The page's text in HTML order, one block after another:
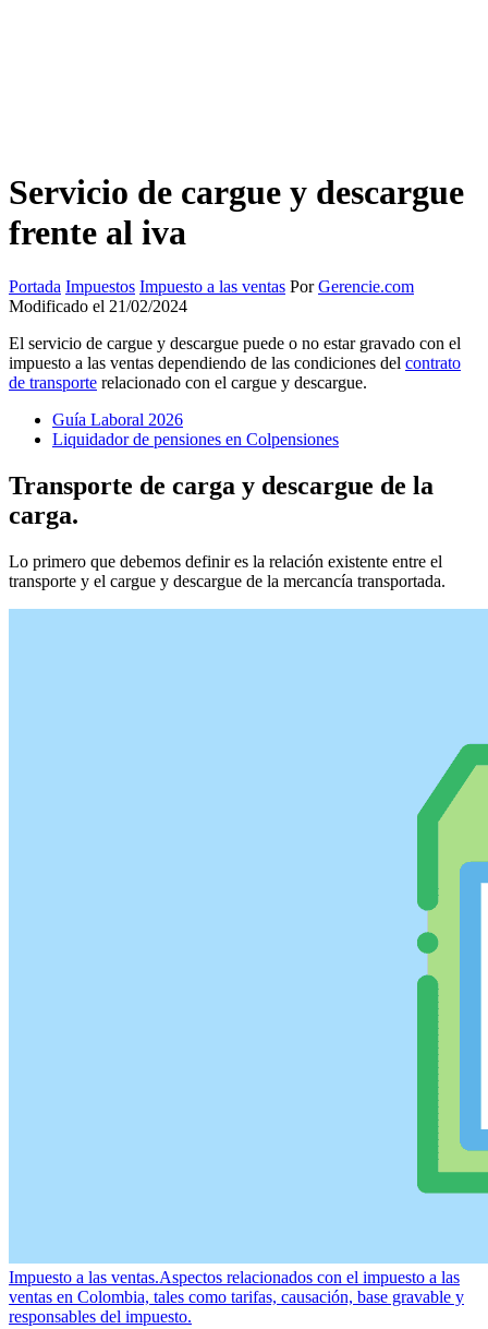
Servicio de cargue y descargue
frente al iva
Portada Impuestos Impuesto a las ventas PorGerencie.com
Modificado el 21/02/2024
El servicio de cargue y descargue puede o no estar gravado con el
impuesto a las ventas dependiendo de las condiciones del contrato
de transporte relacionado con el cargue y descargue.
Guía Laboral 2026
Liquidador de pensiones en Colpensiones
Transporte de carga y descargue de la
carga.
Lo primero que debemos definir es la relación existente entre el
transporte y el cargue y descargue de la mercancía transportada.
Impuesto a las ventas.Aspectos relacionados con el impuesto a las
ventas en Colombia, tales como tarifas, causación, base gravable y
responsables del impuesto.